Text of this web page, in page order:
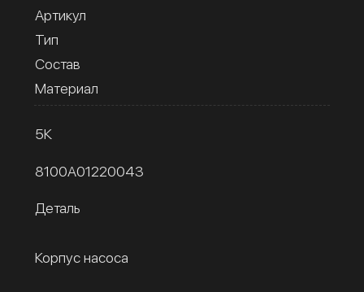
Артикул
Тип
Состав
Материал
5К
8100A01220043
Деталь
Корпус насоса